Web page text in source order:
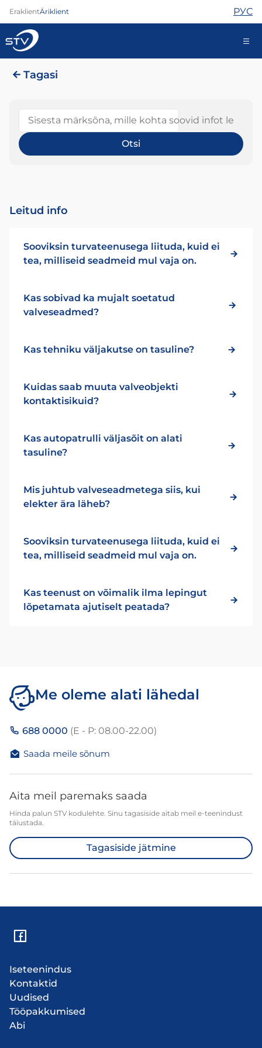
EraklientÄriklient РУС
688 0000
Internet
Abi
Uudised
Tagasi
Sisesta märksõna, mille kohta soovid infot leida
Leitud info
Sooviksin turvateenusega liituda, kuid ei
tea, milliseid seadmeid mul vaja on.
Kas sobivad ka mujalt soetatud
valveseadmed?
Kas tehniku väljakutse on tasuline?
Kuidas saab muuta valveobjekti
kontaktisikuid?
Kas autopatrulli väljasõit on alati
tasuline?
Mis juhtub valveseadmetega siis, kui
elekter ära läheb?
Sooviksin turvateenusega liituda, kuid ei
tea, milliseid seadmeid mul vaja on.
Kas teenust on võimalik ilma lepingut
lõpetamata ajutiselt peatada?
Me oleme alati lähedal
688 0000 (E - P: 08.00-22.00)
Saada meile sõnum
Aita meil paremaks saada
Hinda palun STV kodulehte. Sinu tagasiside aitab meil e-teenindust
täiustada.
Tagasiside jätmine
Iseteenindus
Kontaktid
Uudised
Tööpakkumised
Abi